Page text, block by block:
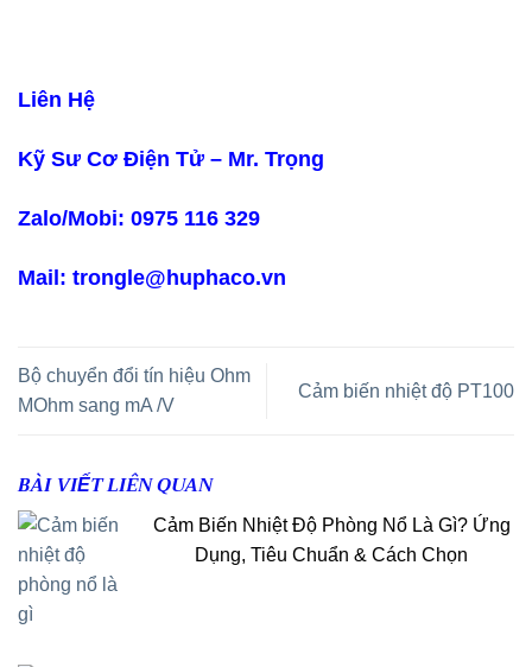
Liên Hệ
Kỹ Sư Cơ Điện Tử – Mr. Trọng
Zalo/Mobi: 0975 116 329
Mail: trongle@huphaco.vn
Bộ chuyển đổi tín hiệu Ohm
MOhm sang mA /V
Cảm biến nhiệt độ PT100
BÀI VIẾT LIÊN QUAN
Cảm Biến Nhiệt Độ Phòng Nổ Là Gì? Ứng
Dụng, Tiêu Chuẩn & Cách Chọn